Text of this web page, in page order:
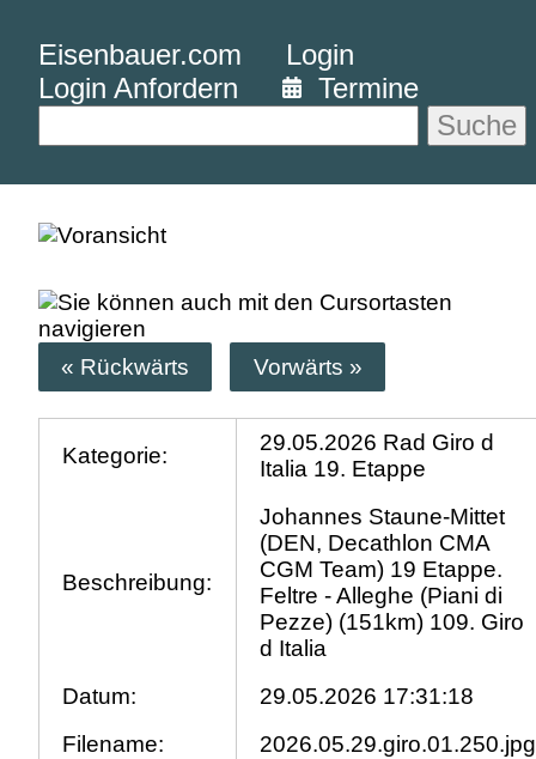
Eisenbauer.com
Login
Login Anfordern
Termine
Suche
« Rückwärts Vorwärts »
Kategorie:
29.05.2026 Rad Giro d
Italia 19. Etappe
Beschreibung:
Johannes Staune-Mittet
(DEN, Decathlon CMA
CGM Team) 19 Etappe.
Feltre - Alleghe (Piani di
Pezze) (151km) 109. Giro
d Italia
Datum:
29.05.2026 17:31:18
Filename:
2026.05.29.giro.01.250.jpg